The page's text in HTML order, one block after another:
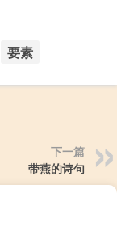
要素
下一篇
带燕的诗句